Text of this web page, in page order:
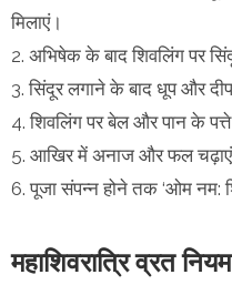
मिलाएं।
2. अभिषेक के बाद शिवलिंग पर
3. सिंदूर लगाने के बाद धूप और
4. शिवलिंग पर बेल और पान के
5. आखिर में अनाज और फल
6. पूजा संपन्न होने तक ‘ओम नम:
महाशिवरात्रि व्रत नियम